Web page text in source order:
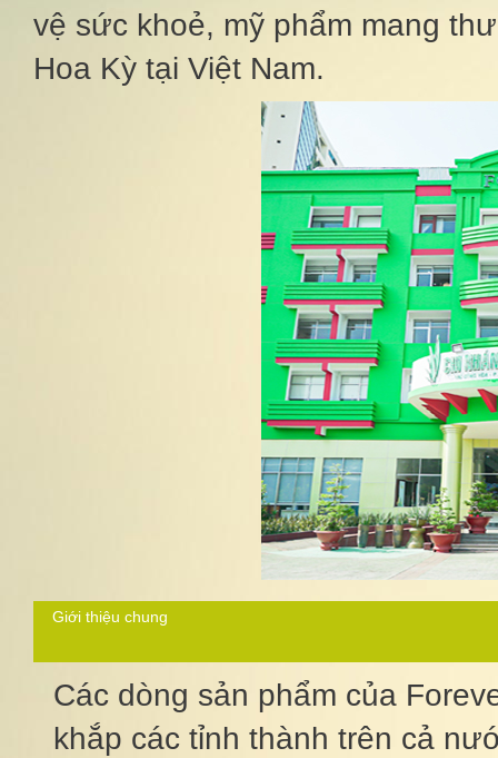
vệ sức khoẻ, mỹ phẩm mang
Hoa Kỳ tại Việt Nam.
Giới thiệu chung
Các dòng sản phẩm của
khắp các tỉnh thành trên cả